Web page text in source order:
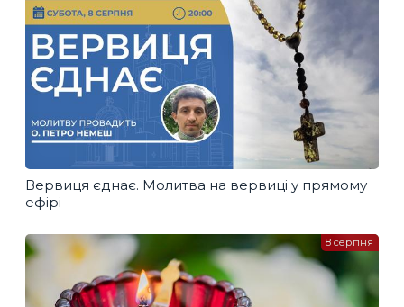
Вервиця єднає. Молитва на вервиці у прямому
ефірі
8 серпня